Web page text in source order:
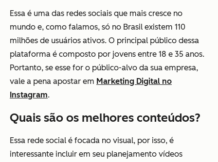
Essa é uma das redes sociais que mais cresce no
mundo e, como falamos, só no Brasil existem 110
milhões de usuários ativos. O principal público dessa
plataforma é composto por jovens entre 18 e 35 anos.
Portanto, se esse for o público-alvo da sua empresa,
vale a pena apostar em Marketing Digital no
Instagram.
Quais são os melhores conteúdos?
Essa rede social é focada no visual, por isso, é
interessante incluir em seu planejamento vídeos